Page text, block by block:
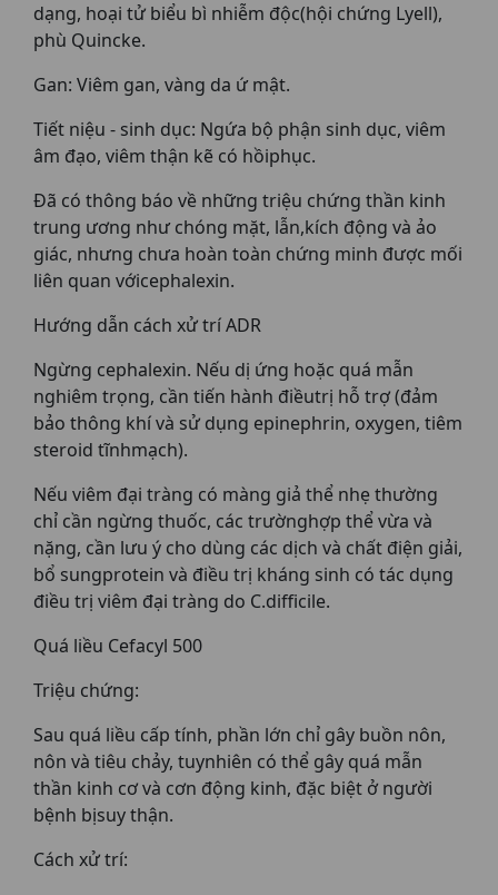
dạng, hoại tử biểu bì nhiễm độc(hội chứng Lyell),
phù Quincke.
Gan: Viêm gan, vàng da ứ mật.
Tiết niệu - sinh dục: Ngứa bộ phận sinh dục, viêm
âm đạo, viêm thận kẽ có hồiphục.
Ðã có thông báo về những triệu chứng thần kinh
trung ương như chóng mặt, lẫn,kích động và ảo
giác, nhưng chưa hoàn toàn chứng minh được mối
liên quan vớicephalexin.
Hướng dẫn cách xử trí ADR
Ngừng cephalexin. Nếu dị ứng hoặc quá mẫn
nghiêm trọng, cần tiến hành điềutrị hỗ trợ (đảm
bảo thông khí và sử dụng epinephrin, oxygen, tiêm
steroid tĩnhmạch).
Nếu viêm đại tràng có màng giả thể nhẹ thường
chỉ cần ngừng thuốc, các trườnghợp thể vừa và
nặng, cần lưu ý cho dùng các dịch và chất điện giải,
bổ sungprotein và điều trị kháng sinh có tác dụng
điều trị viêm đại tràng do C.difficile.
Quá liều Cefacyl 500
Triệu chứng:
Sau quá liều cấp tính, phần lớn chỉ gây buồn nôn,
nôn và tiêu chảy, tuynhiên có thể gây quá mẫn
thần kinh cơ và cơn động kinh, đặc biệt ở người
bệnh bịsuy thận.
Cách xử trí: